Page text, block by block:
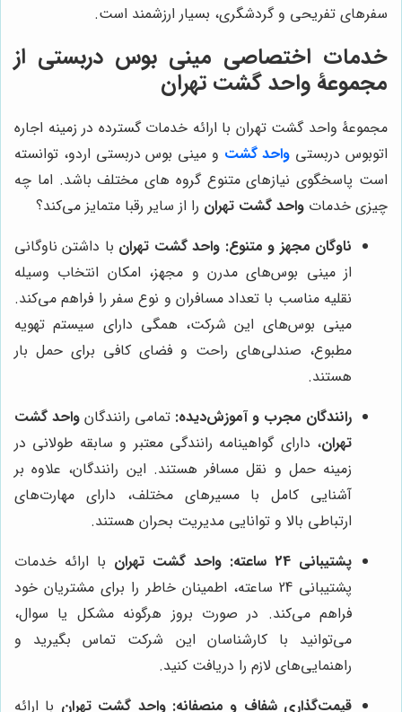
سفرهای تفریحی و گردشگری، بسیار ارزشمند است.
خدمات اختصاصی مینی بوس دربستی از
مجموعۀ واحد گشت تهران
مجموعۀ واحد گشت تهران با ارائه خدمات گسترده در زمینه اجاره
اتوبوس دربستی واحد گشت و مینی بوس دربستی اردو، توانسته
است پاسخگوی نیازهای متنوع گروه های مختلف باشد. اما چه
چیزی خدمات واحد گشت تهران را از سایر رقبا متمایز می‌کند؟
ناوگان مجهز و متنوع: واحد گشت تهران با داشتن ناوگانی
از مینی بوس‌های مدرن و مجهز، امکان انتخاب وسیله
نقلیه مناسب با تعداد مسافران و نوع سفر را فراهم می‌کند.
مینی بوس‌های این شرکت، همگی دارای سیستم تهویه
مطبوع، صندلی‌های راحت و فضای کافی برای حمل بار
هستند.
رانندگان مجرب و آموزش‌دیده: تمامی رانندگان واحد گشت
تهران، دارای گواهینامه رانندگی معتبر و سابقه طولانی در
زمینه حمل و نقل مسافر هستند. این رانندگان، علاوه بر
آشنایی کامل با مسیرهای مختلف، دارای مهارت‌های
ارتباطی بالا و توانایی مدیریت بحران هستند.
پشتیبانی 24 ساعته:
واحد گشت تهران با ارائه خدمات
پشتیبانی 24 ساعته، اطمینان خاطر را برای مشتریان خود
فراهم می‌کند. در صورت بروز هرگونه مشکل یا سوال،
می‌توانید با کارشناسان این شرکت تماس بگیرید و
راهنمایی‌های لازم را دریافت کنید.
قیمت‌گذاری شفاف و منصفانه: واحد گشت تهران با ارائه